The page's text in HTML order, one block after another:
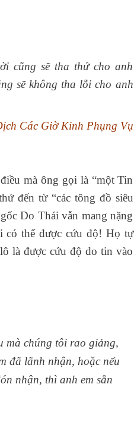
cũng sẽ tha thứ cho anh
sẽ không tha lỗi cho anh
Các Giờ Kinh Phụng Vụ
mà ông gọi là “một Tin
đến từ “các tông đồ siêu
Do Thái vẫn mang nặng
có thể được cứu độ! Họ tự
là được cứu độ do tin vào
mà chúng tôi rao giảng,
đã lãnh nhận, hoặc nếu
nhận, thì anh em sẵn